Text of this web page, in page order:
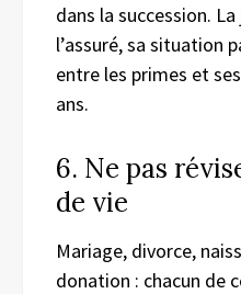
dans la succession.
l’assuré, sa situation
entre les primes et
ans.
6. Ne pas
de vie
Mariage, divorce,
donation : chacun de